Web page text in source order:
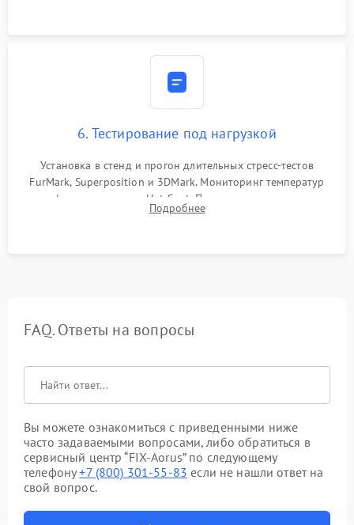
6. Тестирование под нагрузкой
Установка в стенд и прогон длительных стресс-тестов
FurMark, Superposition и 3DMark. Мониторинг температур
графического чипа и Hot Spot. Проверка на отсутствие
артефактов изображения, вылетов драйвера и зависаний.
Подробнее
FAQ. Ответы на вопросы
Вы можете ознакомиться с приведенными ниже
часто задаваемыми вопросами, либо обратиться в
сервисный центр “FIX-Aorus” по следующему
телефону+7 (800) 301-55-83 если не нашли ответ на
свой вопрос.